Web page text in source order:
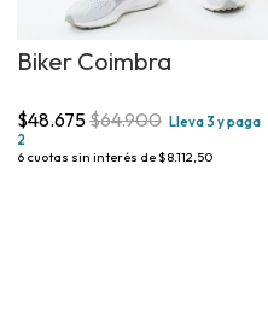
Biker Coimbra
$48.675$64.900 Lleva 3 y paga
2
6 cuotas sin interés de$8.112,50